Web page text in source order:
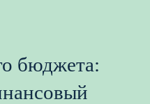
бюджета: